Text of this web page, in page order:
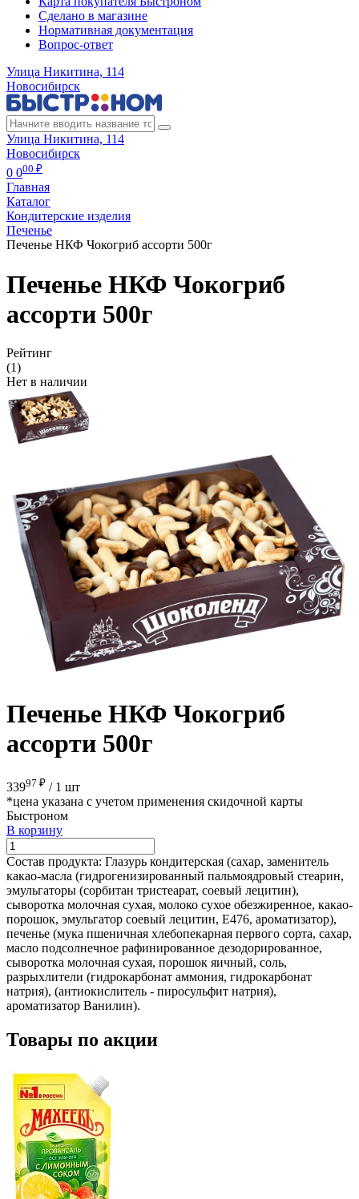
Сделано в магазине
Нормативная документация
Вопрос-ответ
Улица Никитина, 114
Новосибирск
Улица Никитина, 114
Новосибирск
0 000 ₽
Главная
Каталог
Кондитерские изделия
Печенье
Печенье НКФ Чокогриб ассорти 500г
Печенье НКФ Чокогриб
ассорти 500г
Рейтинг
(1)
Нет в наличии
Печенье НКФ Чокогриб
ассорти 500г
33997 ₽ / 1 шт
*цена указана с учетом применения скидочной карты
Быстроном
В корзину
Состав продукта: Глазурь кондитерская (сахар, заменитель
какао-масла (гидрогенизированный пальмоядровый стеарин,
эмульгаторы (сорбитан тристеарат, соевый лецитин),
сыворотка молочная сухая, молоко сухое обезжиренное, какао-
порошок, эмульгатор соевый лецитин, Е476, ароматизатор),
печенье (мука пшеничная хлебопекарная первого сорта, сахар,
масло подсолнечное рафинированное дезодорированное,
сыворотка молочная сухая, порошок яичный, соль,
разрыхлители (гидрокарбонат аммония, гидрокарбонат
натрия), (антиокислитель - пиросульфит натрия),
ароматизатор Ванилин).
Товары по акции